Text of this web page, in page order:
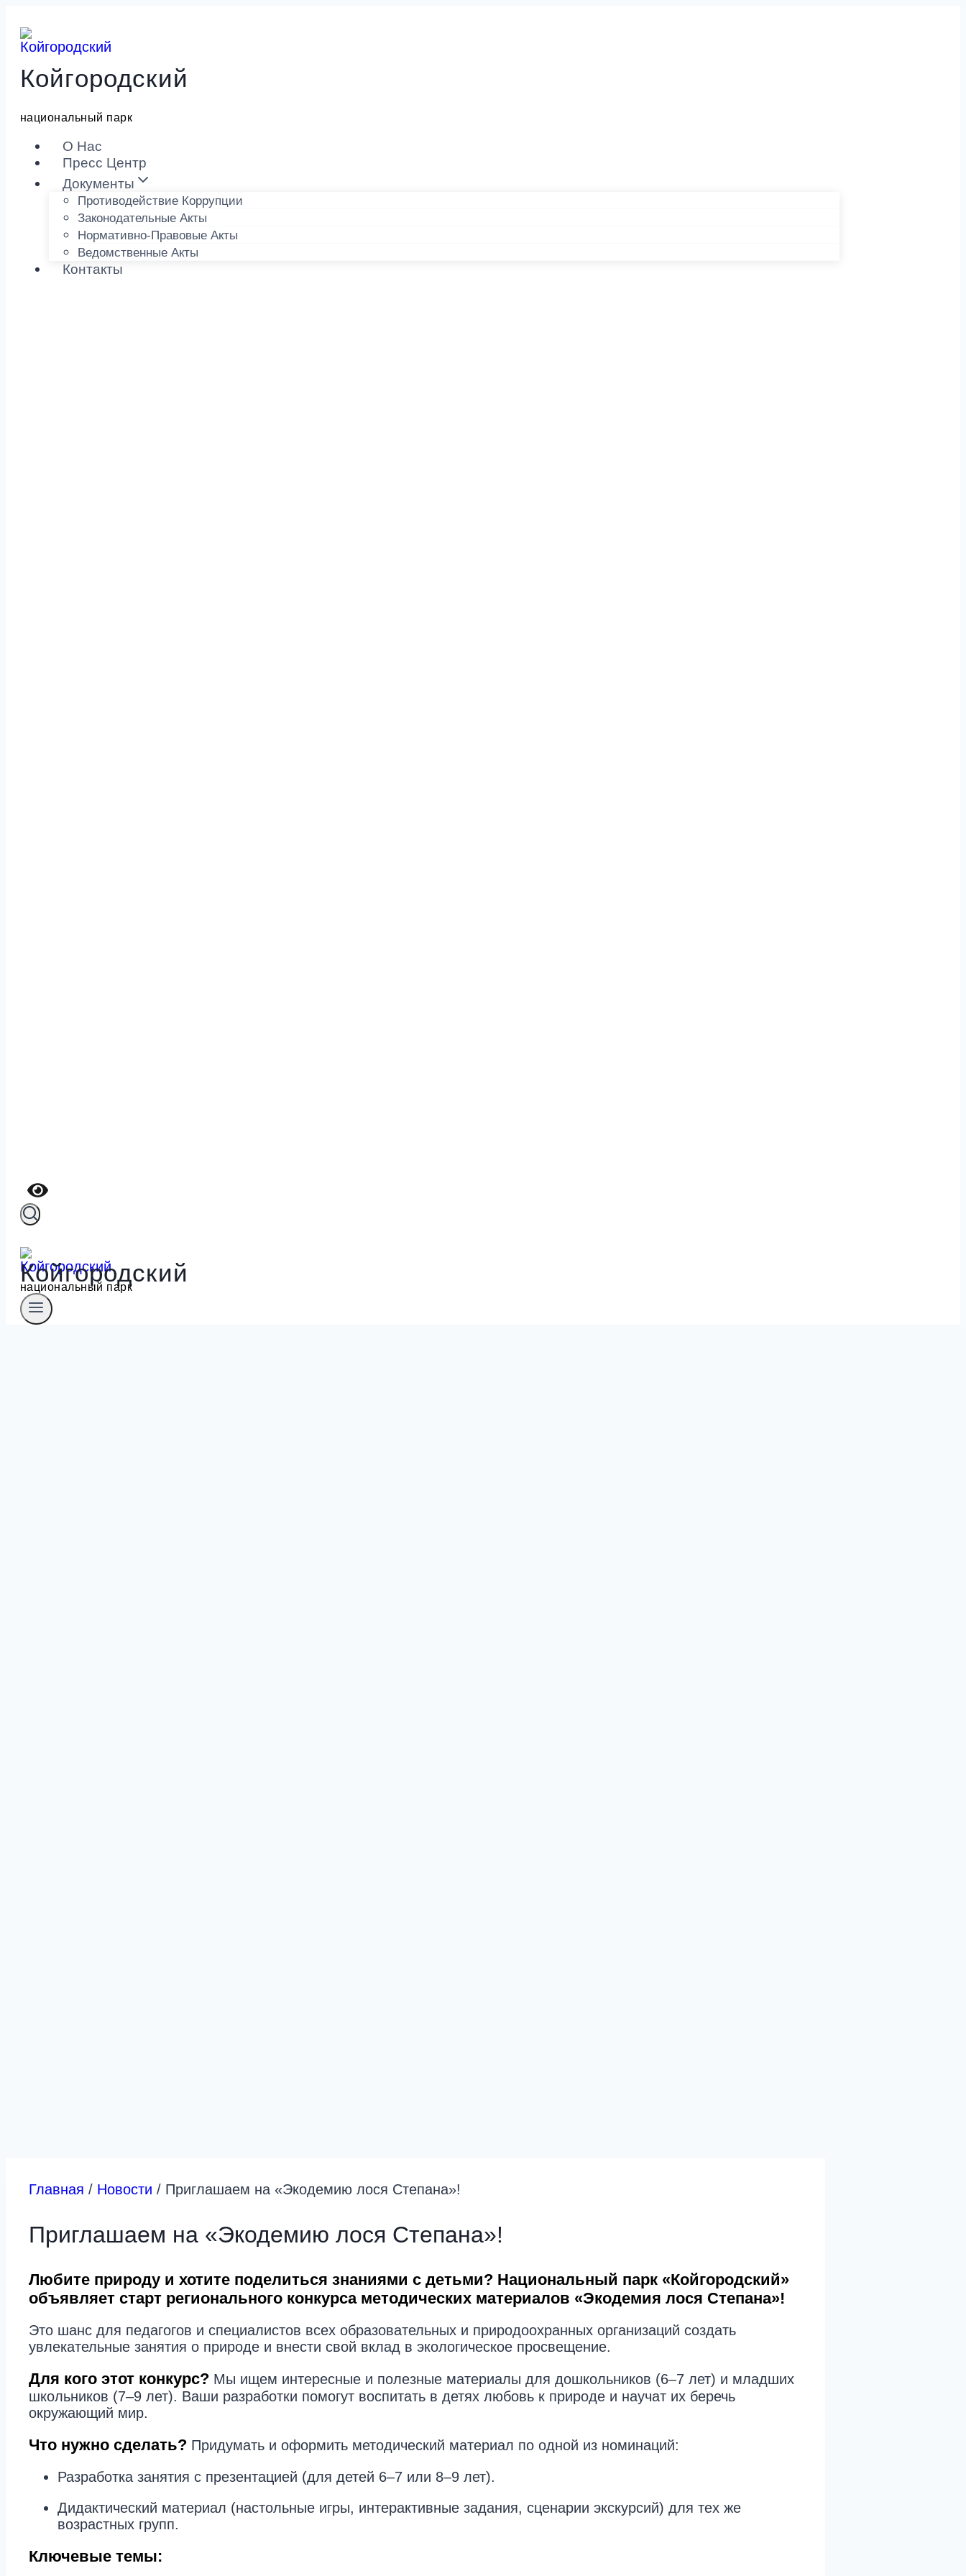
содержимому
Койгородский
национальный парк
О Нас
Пресс Центр
Документы
Противодействие Коррупции
Законодательные Акты
Нормативно-Правовые Акты
Ведомственные Акты
Контакты
Койгородский
национальный парк
Главная / Новости / Приглашаем на «Экодемию лося Степана»!
Приглашаем на «Экодемию лося Степана»!
Любите природу и хотите поделиться знаниями с детьми? Национальный парк «Койгородский»
объявляет старт регионального конкурса методических материалов «Экодемия лося Степана»!
Это шанс для педагогов и специалистов всех образовательных и природоохранных организаций создать
увлекательные занятия о природе и внести свой вклад в экологическое просвещение.
Для кого этот конкурс? Мы ищем интересные и полезные материалы для дошкольников (6–7 лет) и младших
школьников (7–9 лет). Ваши разработки помогут воспитать в детях любовь к природе и научат их беречь
окружающий мир.
Что нужно сделать? Придумать и оформить методический материал по одной из номинаций:
Разработка занятия с презентацией (для детей 6–7 или 8–9 лет).
Дидактический материал (настольные игры, интерактивные задания, сценарии экскурсий) для тех же
возрастных групп.
Ключевые темы: